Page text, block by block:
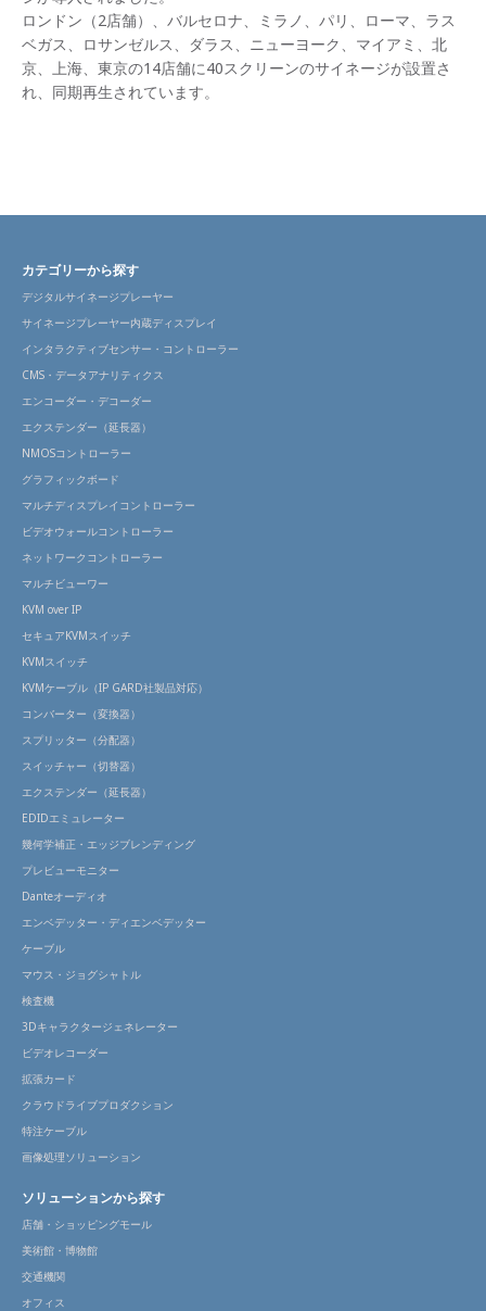
ロンドン（2店舗）、バルセロナ、ミラノ、パリ、ローマ、ラス
ベガス、ロサンゼルス、ダラス、ニューヨーク、マイアミ、北
京、上海、東京の14店舗に40スクリーンのサイネージが設置さ
れ、同期再生されています。
カテゴリーから探す
デジタルサイネージプレーヤー
サイネージプレーヤー内蔵ディスプレイ
インタラクティブセンサー・コントローラー
CMS・データアナリティクス
エンコーダー・デコーダー
エクステンダー（延長器）
NMOSコントローラー
グラフィックボード
マルチディスプレイコントローラー
ビデオウォールコントローラー
ネットワークコントローラー
マルチビューワー
KVM over IP
セキュアKVMスイッチ
KVMスイッチ
KVMケーブル（IP GARD社製品対応）
コンバーター（変換器）
スプリッター（分配器）
スイッチャー（切替器）
エクステンダー（延長器）
EDIDエミュレーター
幾何学補正・エッジブレンディング
プレビューモニター
Danteオーディオ
エンベデッター・ディエンベデッター
ケーブル
マウス・ジョグシャトル
検査機
3Dキャラクタージェネレーター
ビデオレコーダー
拡張カード
クラウドライブプロダクション
特注ケーブル
画像処理ソリューション
ソリューションから探す
店舗・ショッピングモール
美術館・博物館
交通機関
オフィス